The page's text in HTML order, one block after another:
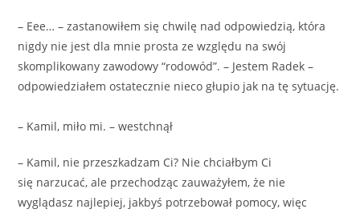
– Eee… – zastanowiłem się chwilę nad odpowiedzią, która
nigdy nie jest dla mnie prosta ze względu na swój
skomplikowany zawodowy “rodowód”. – Jestem Radek –
odpowiedziałem ostatecznie nieco głupio jak na tę sytuację.
– Kamil, miło mi. – westchnął
– Kamil, nie przeszkadzam Ci? Nie chciałbym Ci
się narzucać, ale przechodząc zauważyłem, że nie
wyglądasz najlepiej, jakbyś potrzebował pomocy, więc